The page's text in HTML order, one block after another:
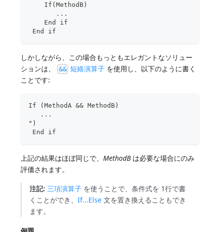
    If(MethodB)
       ...
    End if
End if
しかしながら、この場合もっともエレガントなソリュー
ションは、 && 短絡演算子を使用し、以下のように書く
ことです:
If (MethodA && MethodB)
   ...
")
End if
上記の結果はほぼ同じで、MethodBは必要な場合にのみ
評価されます。
注記: 三項演算子 を使うことで、条件式を 1行で書
くことができ、If...Else 文を置き換えることもでき
ます。